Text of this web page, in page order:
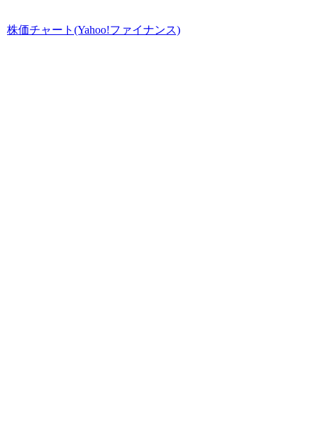
株価チャート(Yahoo!ファイナンス)